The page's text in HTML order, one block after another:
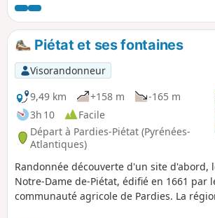
bois, on pourra même l'envisager en été).
faire attention (lire ci-dessous).
Piétat et ses fontaines
Visorandonneur
9,49 km
+158 m
-165 m
3h 10
Facile
Départ à Pardies-Piétat (Pyrénées-
Atlantiques)
Randonnée découverte d'un site d'abord,
Notre-Dame de-Piétat, édifié en 1661 par
communauté agricole de Pardies. La